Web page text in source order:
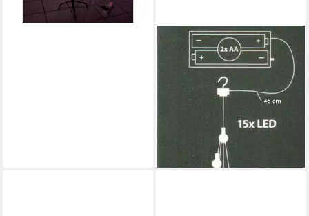
SEASONALS
LED-Lichterkette LED
Glühbirnen Lichterkette 5er
warmweiß Batteriebetrieb
16,90 €
lieferbar - in 4-5 Werktagen bei dir